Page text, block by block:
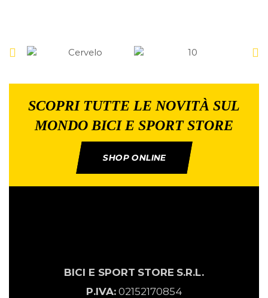
SCOPRI TUTTE LE NOVITÀ SUL
MONDO BICI E SPORT STORE
SHOP ONLINE
BICI E SPORT STORE S.R.L.
P.IVA:02152170854